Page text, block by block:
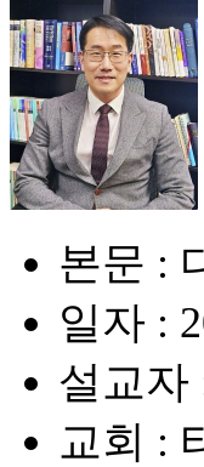
본문 :
일자 :
설교자
교회 :